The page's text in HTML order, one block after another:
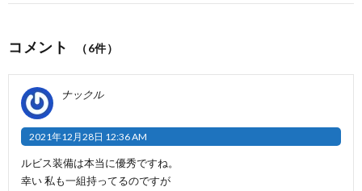
コメント （6件）
ナックル
2021年12月28日 12:36 AM
ルビス装備は本当に優秀ですね。
幸い 私も一組持ってるのですが